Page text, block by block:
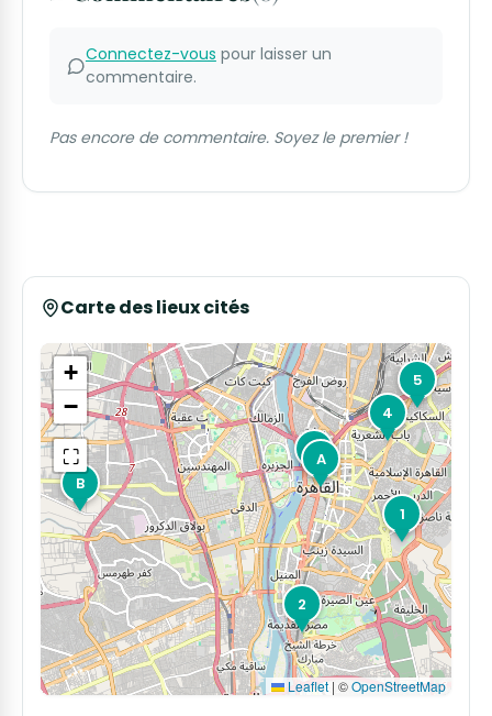
Connectez-vous pour laisser un
commentaire.
Pas encore de commentaire. Soyez le premier !
Carte des lieux cités
1
2
3
4
5
A
B
+
−
⛶
Leaflet | ©OpenStreetMap